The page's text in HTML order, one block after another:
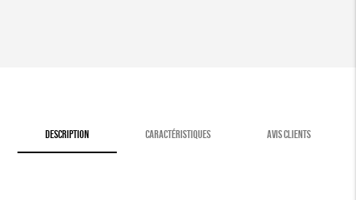
DESCRIPTION CARACTÉRISTIQUES AVIS CLIENTS